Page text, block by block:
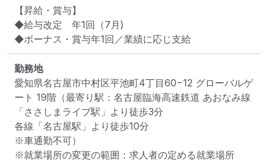
【昇給・賞与】
◆給与改定　年1回（7月)
◆ボーナス・賞与年1回／業績に応じ支給
勤務地
愛知県名古屋市中村区平池町4丁目60−12 グローバルゲ
ート 19階 （最寄り駅：名古屋臨海高速鉄道 あおなみ線
「ささしまライブ駅」より徒歩3分
各線「名古屋駅」より徒歩10分
※車通勤不可）
※就業場所の変更の範囲：求人者の定める就業場所